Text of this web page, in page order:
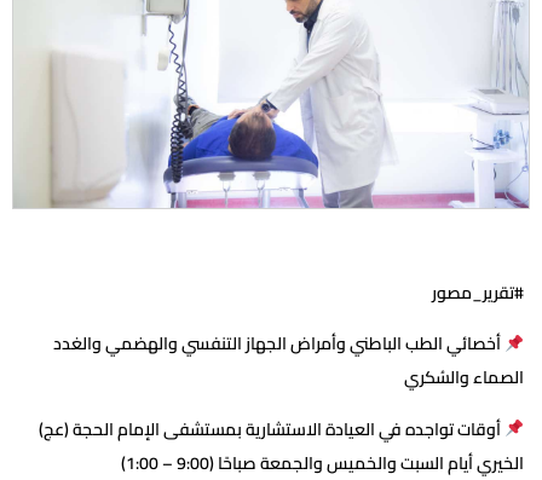
#تقرير_مصور
أخصائي الطب الباطني وأمراض الجهاز التنفسي والهضمي والغدد
الصماء والسُكري
أوقات تواجده في العيادة الاستشارية بمستشفى الإمام الحجة (عج)
الخيري أيام السبت والخميس والجمعة صباحًا (9:00 – 1:00)